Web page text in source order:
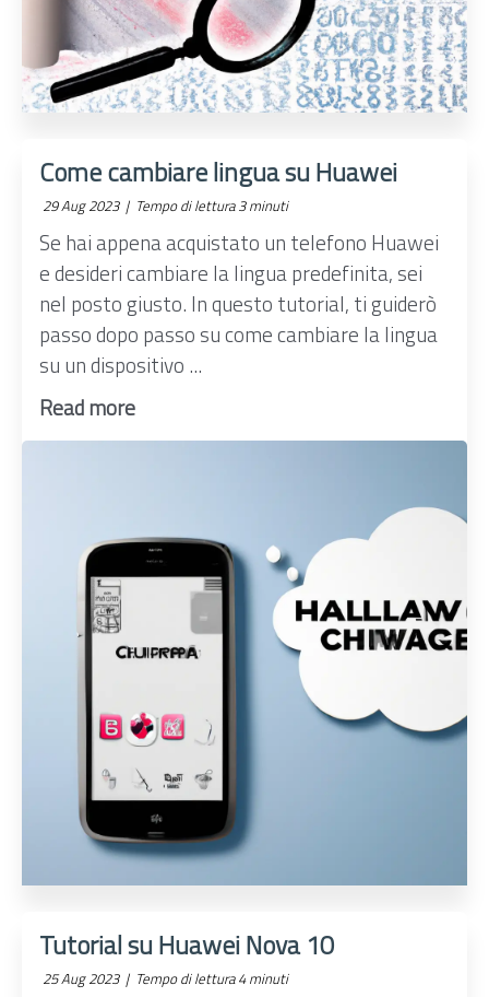
Come cambiare lingua su Huawei
29 Aug 2023 | Tempo di lettura 3 minuti
Se hai appena acquistato un telefono Huawei
e desideri cambiare la lingua predefinita, sei
nel posto giusto. In questo tutorial, ti guiderò
passo dopo passo su come cambiare la lingua
su un dispositivo ...
Read more
Tutorial su Huawei Nova 10
25 Aug 2023 | Tempo di lettura 4 minuti